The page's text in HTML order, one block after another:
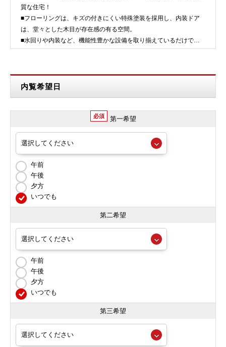
質な住宅！
■フローリングは、キズの付きにくい特殊塗装を採用し、内装ドア
は、堂々とした木目が存在感の有る空間。
■水回りや内装など、機能性豊かな設備を取り揃えているだけでな
内覧希望日
必須 第一希望
午前
午後
夕方
いつでも
第二希望
午前
午後
夕方
いつでも
第三希望